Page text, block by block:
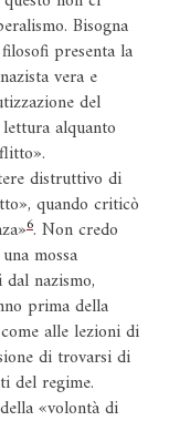
Bisogna
presenta la
vera e
del
alquanto
distruttivo di
quando criticò
6. Non credo
mossa
nazismo,
prima della
alle lezioni di
di trovarsi di
del regime.
«volontà di